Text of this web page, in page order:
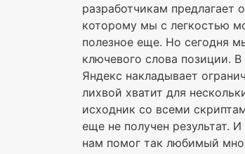
разработчикам предлагает
которому мы с легкостью
полезное еще. Но сегодня
ключевого слова позиции.
Яндекс накладывает
лихвой хватит для
исходник со всеми
еще не получен результат.
нам помог так любимый